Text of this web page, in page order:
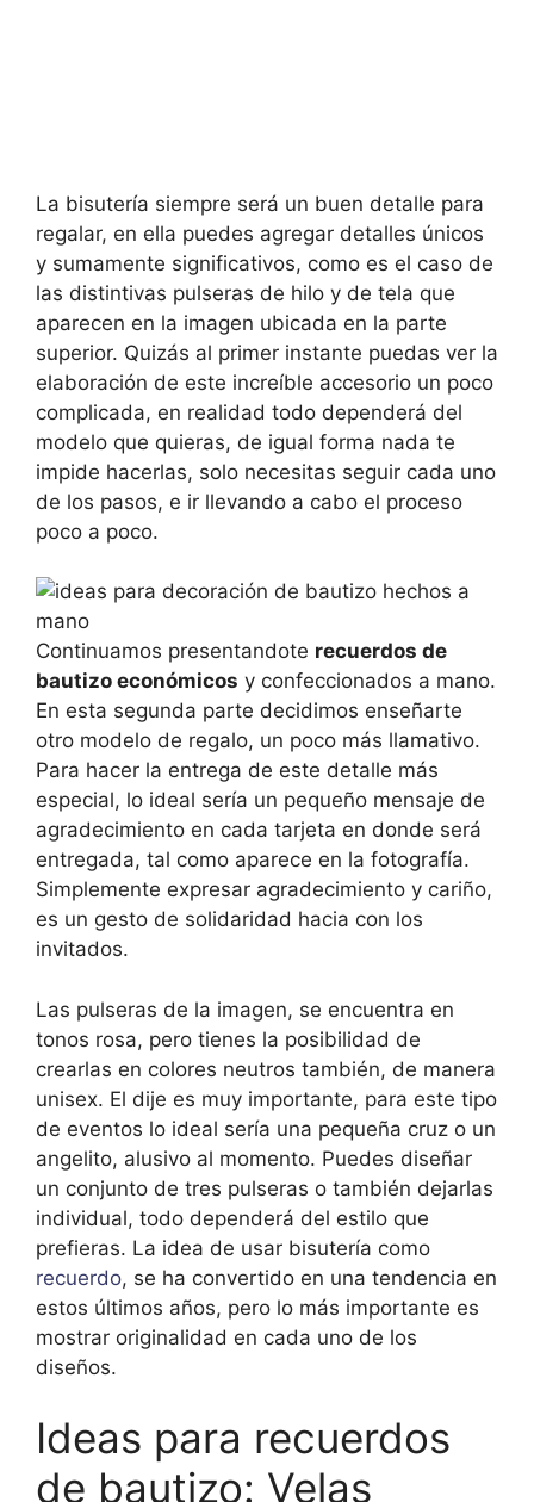
La bisutería siempre será un buen detalle para
regalar, en ella puedes agregar detalles únicos
y sumamente significativos, como es el caso de
las distintivas pulseras de hilo y de tela que
aparecen en la imagen ubicada en la parte
superior. Quizás al primer instante puedas ver la
elaboración de este increíble accesorio un poco
complicada, en realidad todo dependerá del
modelo que quieras, de igual forma nada te
impide hacerlas, solo necesitas seguir cada uno
de los pasos, e ir llevando a cabo el proceso
poco a poco.
Continuamos presentandote recuerdos de
bautizo económicos y confeccionados a mano.
En esta segunda parte decidimos enseñarte
otro modelo de regalo, un poco más llamativo.
Para hacer la entrega de este detalle más
especial, lo ideal sería un pequeño mensaje de
agradecimiento en cada tarjeta en donde será
entregada, tal como aparece en la fotografía.
Simplemente expresar agradecimiento y cariño,
es un gesto de solidaridad hacia con los
invitados.
Las pulseras de la imagen, se encuentra en
tonos rosa, pero tienes la posibilidad de
crearlas en colores neutros también, de manera
unisex. El dije es muy importante, para este tipo
de eventos lo ideal sería una pequeña cruz o un
angelito, alusivo al momento. Puedes diseñar
un conjunto de tres pulseras o también dejarlas
individual, todo dependerá del estilo que
prefieras. La idea de usar bisutería como
recuerdo, se ha convertido en una tendencia en
estos últimos años, pero lo más importante es
mostrar originalidad en cada uno de los
diseños.
Ideas para recuerdos
de bautizo: Velas